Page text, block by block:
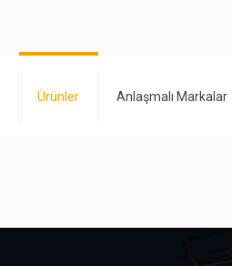
Ürünler Anlaşmalı Markalar